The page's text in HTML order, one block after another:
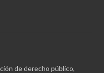
de derecho público,